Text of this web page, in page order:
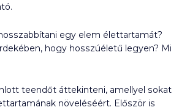
egy elem élettartamát?
hogy hosszúéletű legyen? Mi
teendőt áttekinteni, amellyel sokat
növeléséért. Először is